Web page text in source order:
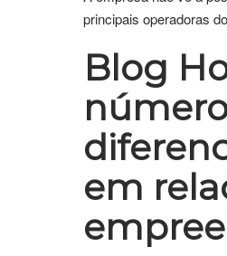
principais operadoras
Blog
em